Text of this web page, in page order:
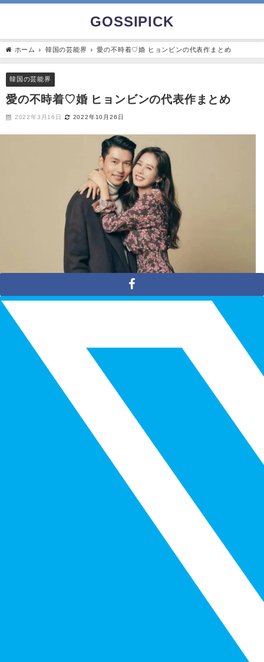
GOSSIPICK
ホーム 韓国の芸能界 愛の不時着♡婚 ヒョンビンの代表作まとめ
韓国の芸能界
愛の不時着♡婚 ヒョンビンの代表作まとめ
2022年3月16日 2022年10月26日